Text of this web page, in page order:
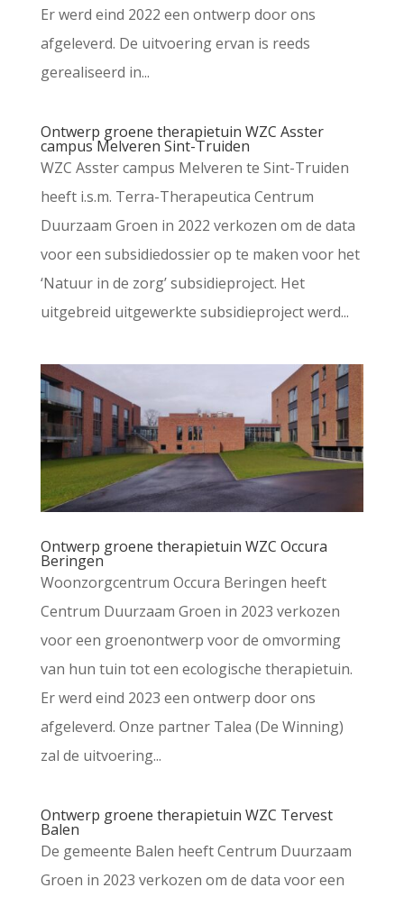
Er werd eind 2022 een ontwerp door ons
afgeleverd. De uitvoering ervan is reeds
gerealiseerd in...
Ontwerp groene therapietuin WZC Asster
campus Melveren Sint-Truiden
WZC Asster campus Melveren te Sint-Truiden
heeft i.s.m. Terra-Therapeutica Centrum
Duurzaam Groen in 2022 verkozen om de data
voor een subsidiedossier op te maken voor het
‘Natuur in de zorg’ subsidieproject. Het
uitgebreid uitgewerkte subsidieproject werd...
Ontwerp groene therapietuin WZC Occura
Beringen
Woonzorgcentrum Occura Beringen heeft
Centrum Duurzaam Groen in 2023 verkozen
voor een groenontwerp voor de omvorming
van hun tuin tot een ecologische therapietuin.
Er werd eind 2023 een ontwerp door ons
afgeleverd. Onze partner Talea (De Winning)
zal de uitvoering...
Ontwerp groene therapietuin WZC Tervest
Balen
De gemeente Balen heeft Centrum Duurzaam
Groen in 2023 verkozen om de data voor een